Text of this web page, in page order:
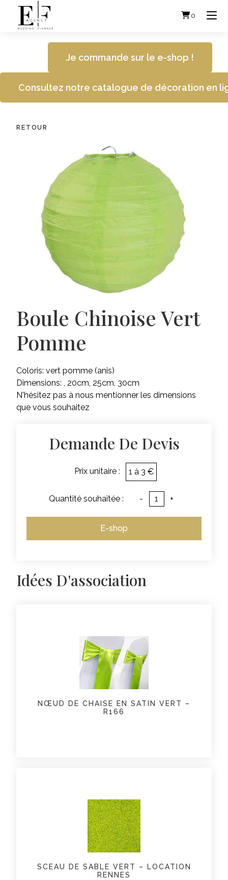
content
0
Je commande sur le e-shop !
Consultez notre catalogue de décoration en
RETOUR
Boule Chinoise Vert
Pomme
Coloris: vert pomme (anis)
Dimensions: , 20cm, 25cm, 30cm
N'hésitez pas à nous mentionner les dimensions
que vous souhaitez
Demande De Devis
Prix unitaire : 1 à 3 €
Quantité souhaitée : - +
E-shop
Idées D'association
NŒUD DE CHAISE EN SATIN VERT –
R166
SCEAU DE SABLE VERT – LOCATION
RENNES